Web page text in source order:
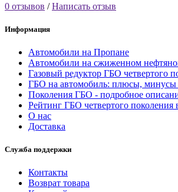
0 отзывов /Написать отзыв
Информация
Автомобили на Пропане
Автомобили на сжиженном
Газовый редуктор ГБО четвертого
ГБО на автомобиль: плюсы, минусы
Поколения ГБО - подробное
Рейтинг ГБО четвертого поколения
О нас
Доставка
Служба поддержки
Контакты
Возврат товара